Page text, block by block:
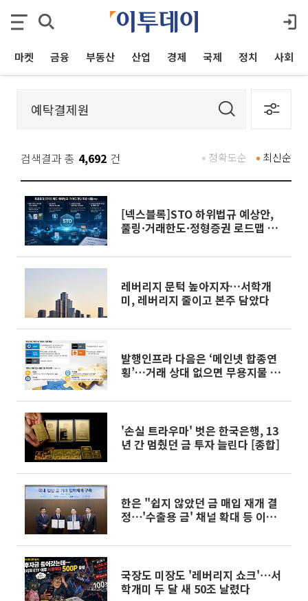
마켓 금융 부동산 산업 경제 국제 정치 사회
검색결과 총 4,692 건 최신순
정확도순
[넥스블록]STO 하위법규 예상안,
풀링·거래한도·정형증권 로드맵 제
레버리지 문턱 높아지자…서학개
미, 레버리지 줄이고 본주 담았다
발행인프라 다음은 ‘메인넷 합종연
횡’…거래 상대 없으면 무용지물 [가
'손실 트라우마' 벗은 한국은행, 13
년 간 멈췄던 금 투자 늘린다 [종합]
한은 "쉽지 않았던 금 매입 재개 결
정⋯'수출용 금' 채널 확대 등 이점"
국장도 미장도 '레버리지 쇼크'⋯서
학개미 두 달 새 50조 날렸다